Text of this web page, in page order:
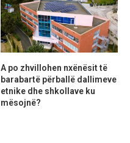
A po zhvillohen nxënësit të
barabartë përballë dallimeve
etnike dhe shkollave ku
mësojnë?